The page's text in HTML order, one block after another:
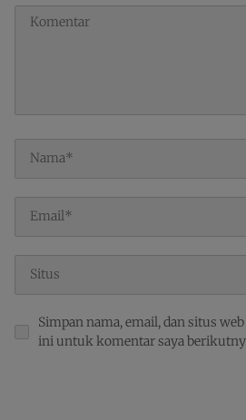
Simpan nama, email, dan situs
ini untuk komentar saya